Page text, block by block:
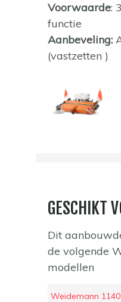
Voorwaarde:
functie
Aanbeveling:
(vastzetten )
GESCHIKT
Dit
de volgende
modellen
Weidemann